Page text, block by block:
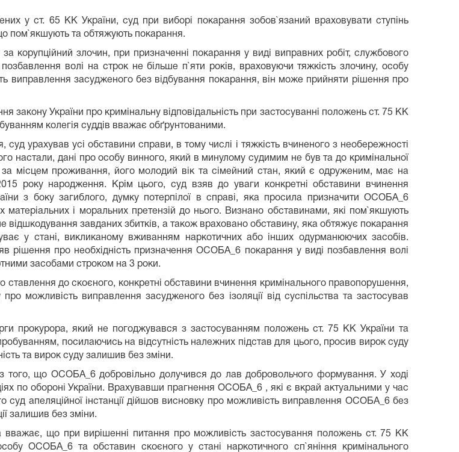
у ст. 65 КК України, суд при виборі покарання зобов`язаний враховувати ступінь
пом`якшують та обтяжують покарання.
корупційний злочин, при призначенні покарання у виді виправних робіт, службового
волі на строк не більше п`яти років, враховуючи тяжкість злочину, особу
виправлення засудженого без відбування покарання, він може прийняти рішення про
закону України про кримінальну відповідальність при застосуванні положень ст. 75 КК
колегія суддів вважає обґрунтованими.
урахував усі обставини справи, в тому числі і тяжкість вчиненого з необережності
настали, дані про особу винного, який в минулому судимим не був та до кримінальної
за місцем проживання, його молодий вік та сімейний стан, який є одруженим, має на
року народження. Крім цього, суд взяв до уваги конкретні обставини вчинення
з боку загиблого, думку потерпілої в справі, яка просила призначити ОСОБА_6
і моральних претензій до нього. Визнано обставинами, які пом`якшують
відшкодування завданих збитків, а також враховано обставину, яка обтяжує покарання
у стані, викликаному вживанням наркотичних або інших одурманюючих засобів.
рішення про необхідність призначення ОСОБА_6 покарання у виді позбавлення волі
засобами строком на 3 роки.
до скоєного, конкретні обставини вчинення кримінального правопорушення,
можливість виправлення засудженого без ізоляції від суспільства та застосував
прокурора, який не погоджувався з застосуванням положень ст. 75 КК України та
посилаючись на відсутність належних підстав для цього, просив вирок суду
та вирок суду залишив без зміни.
того, що ОСОБА_6 добровільно долучився до лав добровольчого формування. У ході
по обороні України. Врахувавши прагнення ОСОБА_6 , які є вкрай актуальними у час
суд апеляційної інстанції дійшов висновку про можливість виправлення ОСОБА_6 без
залишив без зміни.
що при вирішенні питання про можливість застосування положень ст. 75 КК
ОСОБА_6 та обставин скоєного у стані наркотичного сп`яніння кримінального